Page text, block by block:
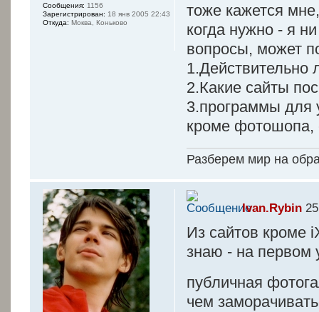
тоже кажется
когда нужно - я
вопросы, может
1.Действительно
2.Какие сайты
3.программы для
кроме фотошопа,
Разберем мир на
Сообщения: 1156
Зарегистрирован: 18 янв 2005 22:43
Откуда: Моква, Коньково
Ivan.Rybin
Из сайтов кроме
знаю - на первом
публичная
чем